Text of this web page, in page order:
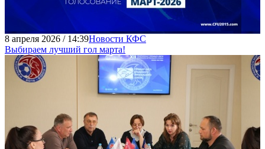
8 апреля 2026 / 14:39Новости КФС
Выбираем лучший гол марта!